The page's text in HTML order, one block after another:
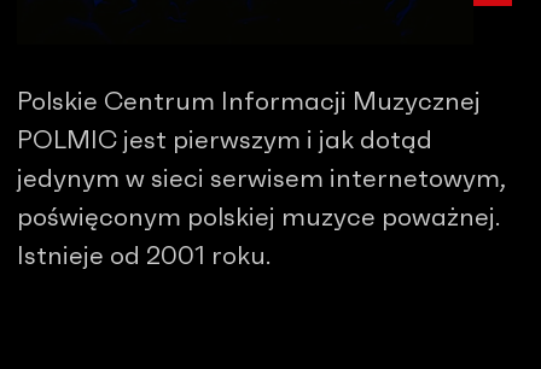
Polskie Centrum Informacji Muzycznej
POLMIC jest pierwszym i jak dotąd
jedynym w sieci serwisem internetowym,
poświęconym polskiej muzyce poważnej.
Istnieje od 2001 roku.